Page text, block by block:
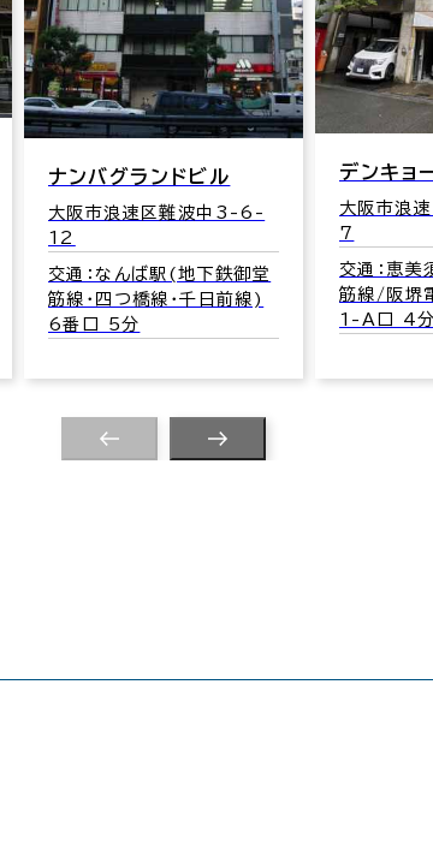
ナンバグランドビル
大阪市浪速区難波中3-6-
12
交通：なんば駅(地下鉄御堂
筋線･四つ橋線･千日前線)
6番口 5分
デンキョ
大阪市浪
7
交通：恵
筋線/阪堺
1-A口 4